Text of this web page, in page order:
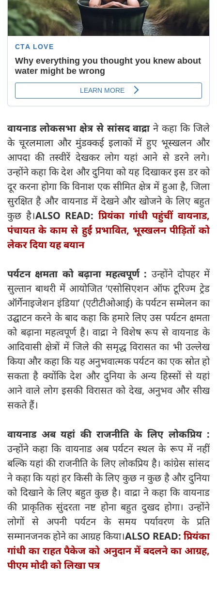
वायनाड लोकसभा क्षेत्र से सांसद वाद्राने कहा कि जिले
के चूरलमाला और मुंडक्कई इलाकों में हुए भूस्खलन और
आपदा की तस्वीरें देखकर लोग यहां आने से डरने लगे।
उन्होंने कहा कि देश और दुनिया को यह दिखाकर इस डर को
दूर करना होगा कि विनाश एक सीमित क्षेत्र में हुआ है, जिला
सुरक्षित है और वायनाड में देखने और खोजने के लिए बहुत
कुछ है।ALSO READ:प्रियंका गांधी पहुंचीं वायनाड,
पंचायत के काम से हुईं प्रभावित, भूस्खलन पीड़ितों को
लेकर दिया यह बयान
पर्यटन क्षमता को बढ़ाना महत्वपूर्ण : उन्होंने दोपहर में
सुल्तान बाथरी में आयोजित ‘एसोसिएशन ऑफ टूरिज्म ट्रेड
ऑर्गेनाइजेशन इंडिया’ (एटीटीओआई) के पर्यटन सम्मेलन का
उद्घाटन करने के बाद कहा कि हमारे लिए उस पर्यटन क्षमता
को बढ़ाना महत्वपूर्ण है। वाद्रा ने विशेष रूप से वायनाड के
आदिवासी क्षेत्रों में जिले की समृद्ध विरासत का भी उल्लेख
किया और कहा कि यह अनुभवात्मक पर्यटन का एक स्रोत हो
सकता है क्योंकि देश और दुनिया के अन्य हिस्सों से यहां
आने वाले लोग इसकी विरासत को देख, अनुभव और सीख
सकते हैं।
वायनाड अब यहां की राजनीति के लिए लोकप्रिय :
उन्होंने कहा कि वायनाड अब पर्यटन स्थल के रूप में नहीं
बल्कि यहां की राजनीति के लिए लोकप्रिय है। कांग्रेस सांसद
ने कहा कि यहां हर किसी के लिए कुछ न कुछ है और दुनिया
को दिखाने के लिए बहुत कुछ है। वाद्रा ने कहा कि वायनाड
की प्राकृतिक सुंदरता नष्ट होना बहुत दुखद होगा। उन्होंने
लोगों से अपनी पर्यटन के समय पर्यावरण के प्रति
सम्मानजनक होने का आग्रह किया।ALSO READ: प्रियंका
गांधी का राहत पैकेज को अनुदान में बदलने का आग्रह,
पीएम मोदी को लिखा पत्र